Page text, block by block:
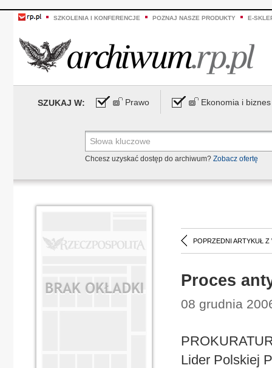
SZKOLENIA I KONFERENCJE POZNAJ NASZE PRODUKTY E-
SZUKAJ W: Prawo Ekonomia i biznes
Chcesz uzyskać dostęp do archiwum? Zobacz ofertę
POPRZEDNI ARTYKUŁ Z
Proces
08 grudnia
Lider Polskiej